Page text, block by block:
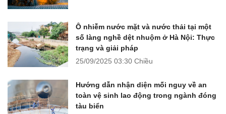
Ô nhiễm nước mặt và nước thải tại một
số làng nghề dệt nhuộm ở Hà Nội: Thực
trạng và giải pháp
25/09/2025 03:30 Chiều
Hướng dẫn nhận diện mối nguy về an
toàn vệ sinh lao động trong ngành đóng
tàu biển